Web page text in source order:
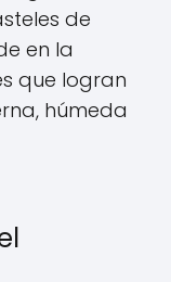
de
en la
que logran
húmeda